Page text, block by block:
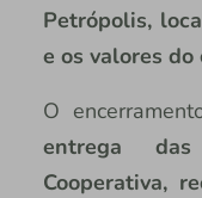
Petrópolis,
e os valores
O
entrega
Cooperativa,